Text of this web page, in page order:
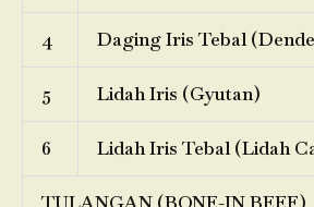
4 Daging Iris Tebal
5 Lidah Iris (Gyutan)
6 Lidah Iris Tebal (Lidah